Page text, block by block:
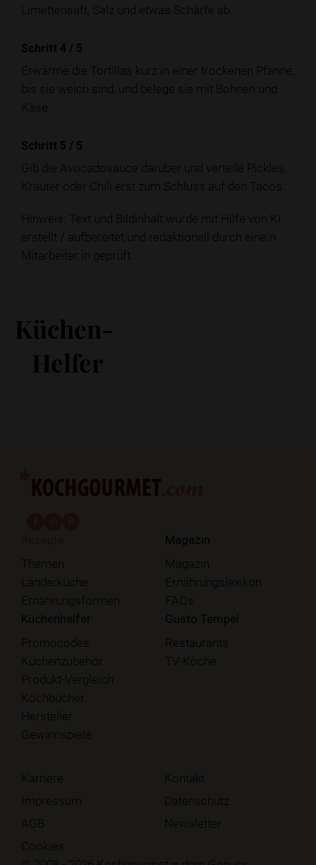
Limettensaft, Salz und etwas Schärfe ab.
Schritt 4 / 5
Erwärme die Tortillas kurz in einer trockenen Pfanne,
bis sie weich sind, und belege sie mit Bohnen und
Käse.
Schritt 5 / 5
Gib die Avocadosauce darüber und verteile Pickles,
Kräuter oder Chili erst zum Schluss auf den Tacos.
Hinweis: Text und Bildinhalt wurde mit Hilfe von KI
erstellt / aufbereitet und redaktionell durch eine:n
Mitarbeiter:in geprüft.
Küchen-
Helfer
Themen
Länderküche
Ernährungsformen
Magazin
Magazin
Ernährungslexikon
FAQs
Küchenhelfer
Promocodes
Küchenzubehör
Produkt-Vergleich
Kochbücher
Hersteller
Gewinnspiele
Gusto Tempel
Restaurants
TV-Köche
Karriere
Kontakt
Impressum
Datenschutz
AGB
Newsletter
Cookies